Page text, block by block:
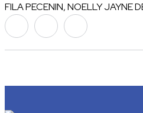
FILA PECENIN, NOELLY JAYNE